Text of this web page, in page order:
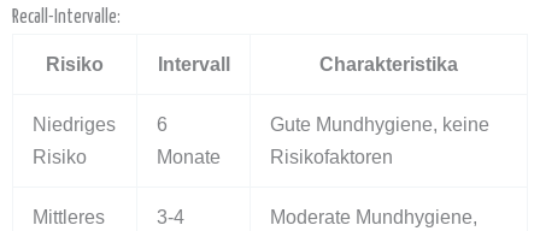
Recall-Intervalle:
Risiko Intervall Charakteristika
Niedriges
Risiko
6
Monate
Gute Mundhygiene, keine
Risikofaktoren
Mittleres
3-4
Moderate Mundhygiene,